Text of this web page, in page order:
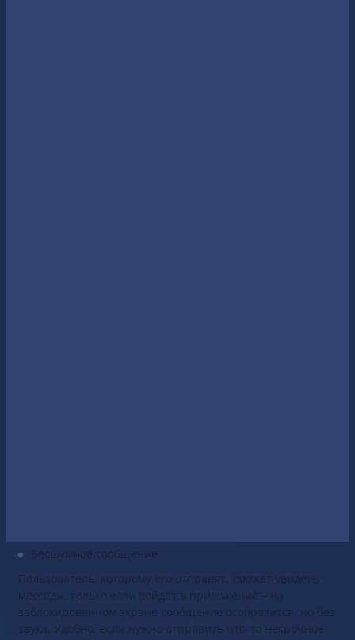
Бесшумное сообщение
Пользователь, которому его отправят, сможет увидеть
месседж, только если войдет в приложение – на
заблокированном экране сообщение отобразится, но без
звука. Удобно, если нужно отправить что-то несрочное